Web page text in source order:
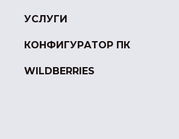
УСЛУГИ
КОНФИГУРАТОР ПК
WILDBERRIES